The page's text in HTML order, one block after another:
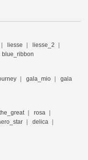
liesse
liesse_2
blue_ribbon
gala_mio
gala
rosa
delica